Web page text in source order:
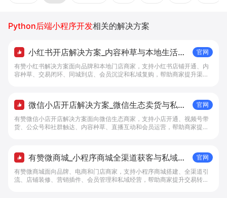
Python后端小程序开发相关的解决方案
小红书开店解决方案_内容种草与本地生活转
化工具 - 做生意, 找有赞
官网
有赞小红书解决方案面向品牌和本地门店商家，支持小红书店铺开通、内
容种草、交易闭环、同城到店、会员沉淀和私域复购，帮助商家提升渠道
微信小店开店解决方案_微信生态卖货与私域
经营 - 做生意, 找有赞
官网
有赞微信小店开店解决方案面向微信生态商家，支持小店开通、视频号带
货、公众号和社群触达、内容种草、直播互动和会员运营，帮助商家提升
有赞微商城_小程序商城全渠道获客与私域复
购工具 - 做生意, 找有赞
官网
有赞微商城面向品牌、电商和门店商家，支持小程序商城搭建、全渠道引
流、店铺装修、营销插件、会员管理和私域经营，帮助商家提升交易转化